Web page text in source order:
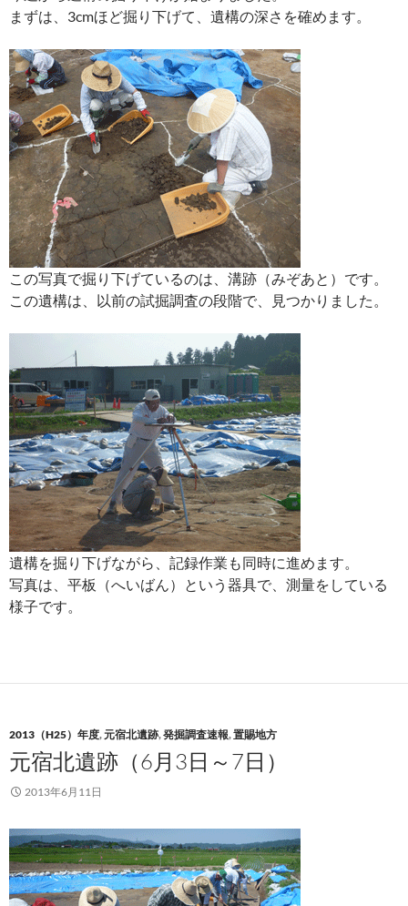
まずは、3cmほど掘り下げて、遺構の深さを確めます。
この写真で掘り下げているのは、溝跡（みぞあと）です。
この遺構は、以前の試掘調査の段階で、見つかりました。
遺構を掘り下げながら、記録作業も同時に進めます。
写真は、平板（へいばん）という器具で、測量をしている
様子です。
2013（H25）年度,元宿北遺跡,発掘調査速報,置賜地方
元宿北遺跡（6月3日～7日）
2013年6月11日